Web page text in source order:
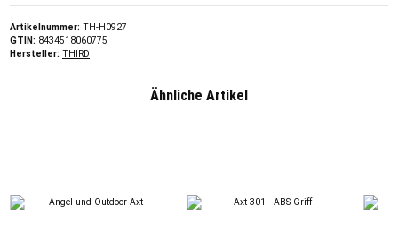
Artikelnummer: TH-H0927
GTIN: 8434518060775
Hersteller: THIRD
Ähnliche Artikel